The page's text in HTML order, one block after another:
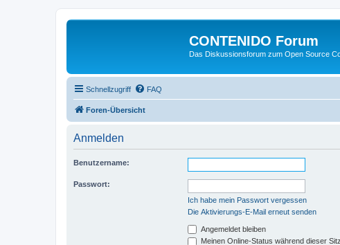
CONTENIDO Forum
Das Diskussionsforum zum Open Source
Schnellzugriff FAQ
Foren-Übersicht
Anmelden
Benutzername:
Passwort:
Ich habe mein Passwort vergessen
Die Aktivierungs-E-Mail erneut senden
Angemeldet bleiben
Meinen Online-Status während dieser